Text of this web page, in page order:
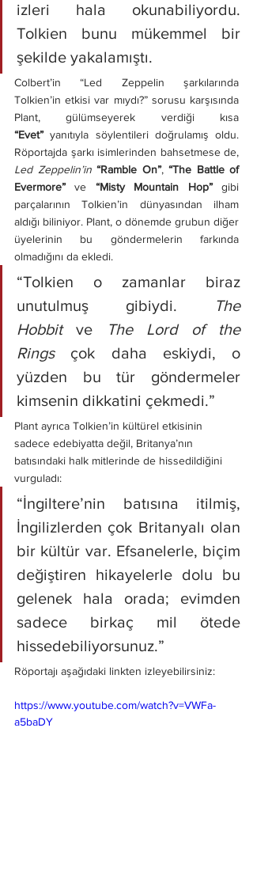
izleri hala okunabiliyordu.
Tolkien bunu mükemmel bir
şekilde yakalamıştı.
Colbert’in “Led Zeppelin şarkılarında
Tolkien’in etkisi var mıydı?” sorusu karşısında
“Evet” yanıtıyla söylentileri doğrulamış oldu.
Led Zeppelin’in “Ramble On”, “The Battle of
Evermore” ve “Misty Mountain Hop” gibi
parçalarının Tolkien’in dünyasından ilham
aldığı biliniyor. Plant, o dönemde grubun diğer
üyelerinin bu göndermelerin farkında
olmadığını da ekledi.
“Tolkien o zamanlar biraz
unutulmuş gibiydi.
The
Hobbit ve
The Lord of the
Rings çok daha eskiydi, o
yüzden bu tür göndermeler
kimsenin dikkatini çekmedi.”
Plant ayrıca Tolkien’in kültürel etkisinin
sadece edebiyatta değil, Britanya’nın
batısındaki halk mitlerinde de hissedildiğini
vurguladı:
“İngiltere’nin batısına itilmiş,
İngilizlerden çok Britanyalı olan
bir kültür var. Efsanelerle, biçim
değiştiren hikayelerle dolu bu
gelenek hala orada; evimden
sadece birkaç mil ötede
hissedebiliyorsunuz.”
Röportajı aşağıdaki linkten izleyebilirsiniz:
https://www.youtube.com/watch?v=VWFa-
a5baDY